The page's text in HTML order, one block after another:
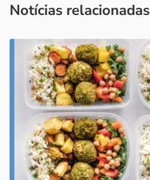
Notícias relacionadas